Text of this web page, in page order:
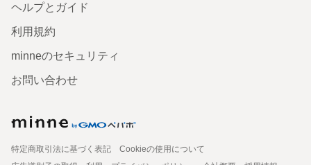
ヘルプとガイド
利用規約
minneのセキュリティ
お問い合わせ
特定商取引法に基づく表記
Cookieの使用について